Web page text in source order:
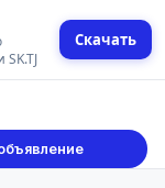
Скачать